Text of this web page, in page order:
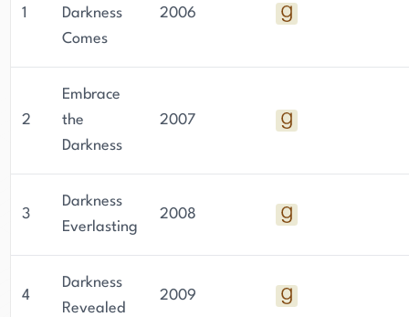
1
Darkness
Comes
2006
2
Embrace
the
Darkness
2007
3
Darkness
Everlasting
2008
4
Darkness
Revealed
2009